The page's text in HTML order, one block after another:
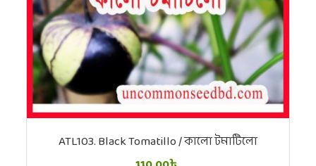
ATL103. Black Tomatillo / কালো টমাটিলো